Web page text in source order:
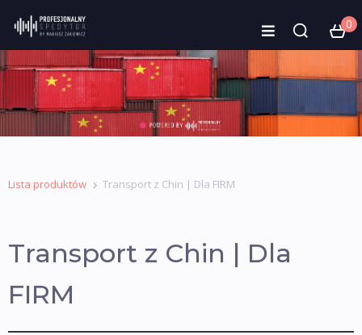
0
Lista produktów Transport z Chin | Dla FIRM
Transport z Chin | Dla
FIRM